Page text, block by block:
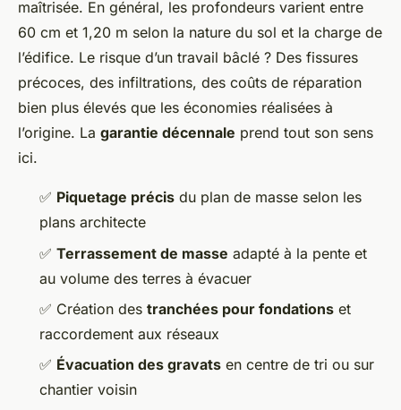
maîtrisée. En général, les profondeurs varient entre
60 cm et 1,20 m selon la nature du sol et la charge de
l’édifice. Le risque d’un travail bâclé ? Des fissures
précoces, des infiltrations, des coûts de réparation
bien plus élevés que les économies réalisées à
l’origine. La garantie décennale prend tout son sens
ici.
✅ Piquetage précis du plan de masse selon les
plans architecte
✅ Terrassement de masse adapté à la pente et
au volume des terres à évacuer
✅ Création des tranchées pour fondations et
raccordement aux réseaux
✅ Évacuation des gravats en centre de tri ou sur
chantier voisin